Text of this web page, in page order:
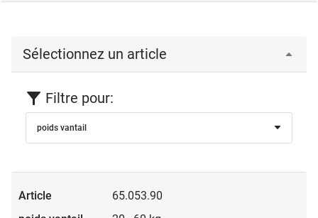
Sélectionnez un article
Filtre pour:
poids vantail
65.053.90